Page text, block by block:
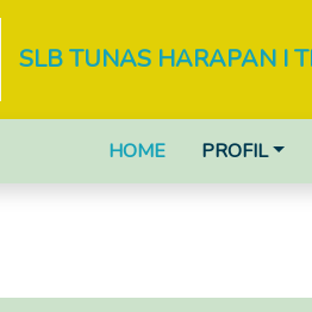
SLB TUNAS HARAPAN I
HOME PROFIL